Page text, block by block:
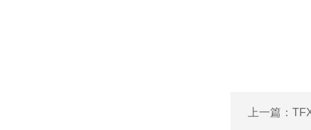
上一篇：